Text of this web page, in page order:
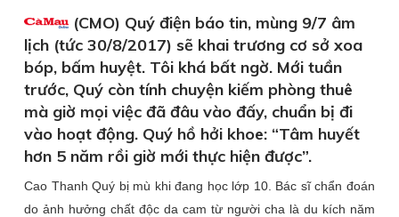
(CMO) Quý điện báo tin, mùng 9/7 âm
lịch (tức 30/8/2017) sẽ khai trương cơ sở xoa
bóp, bấm huyệt. Tôi khá bất ngờ. Mới tuần
trước, Quý còn tính chuyện kiếm phòng thuê
mà giờ mọi việc đã đâu vào đấy, chuẩn bị đi
vào hoạt động. Quý hồ hởi khoe: “Tâm huyết
hơn 5 năm rồi giờ mới thực hiện được”.
Cao Thanh Quý bị mù khi đang học lớp 10. Bác sĩ chẩn đoán
do ảnh hưởng chất độc da cam từ người cha là du kích năm